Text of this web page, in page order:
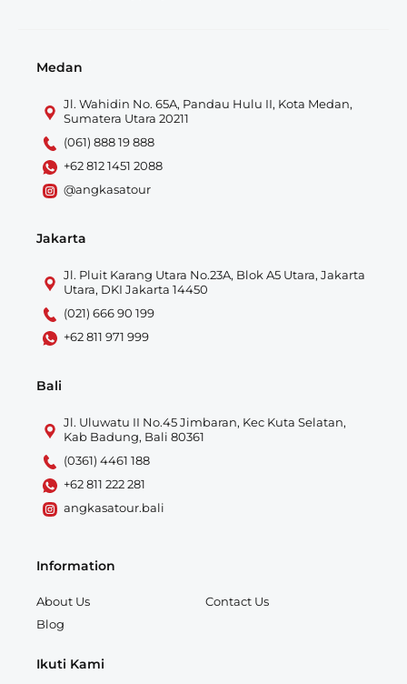
Medan
Jl. Wahidin No. 65A, Pandau Hulu II, Kota Medan,
Sumatera Utara 20211
(061) 888 19 888
+62 812 1451 2088
@angkasatour
Jakarta
Jl. Pluit Karang Utara No.23A, Blok A5 Utara, Jakarta
Utara, DKI Jakarta 14450
(021) 666 90 199
+62 811 971 999
Bali
Jl. Uluwatu II No.45 Jimbaran, Kec Kuta Selatan,
Kab Badung, Bali 80361
(0361) 4461 188
+62 811 222 281
angkasatour.bali
Information
About Us
Contact Us
Blog
Ikuti Kami